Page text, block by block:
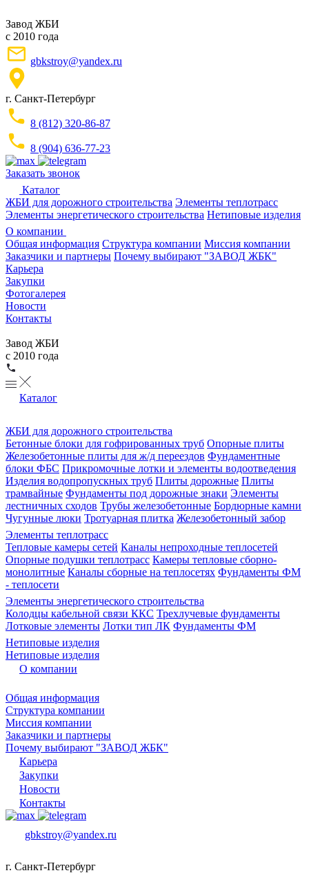
Завод ЖБИ
с 2010 года
gbkstroy@yandex.ru
г. Санкт-Петербург
8 (812) 320-86-87
8 (904) 636-77-23
Заказать звонок
Каталог
ЖБИ для дорожного строительства Элементы теплотрасс
Элементы энергетического строительства Нетиповые изделия
О компании
Общая информация Структура компании Миссия компании
Заказчики и партнеры Почему выбирают "ЗАВОД ЖБК"
Карьера
Закупки
Фотогалерея
Новости
Контакты
Завод ЖБИ
с 2010 года
Каталог
ЖБИ для дорожного строительства
Бетонные блоки для гофрированных труб Опорные плиты
Железобетонные плиты для ж/д переездов Фундаментные
блоки ФБС Прикромочные лотки и элементы водоотведения
Изделия водопропускных труб Плиты дорожные Плиты
трамвайные Фундаменты под дорожные знаки Элементы
лестничных сходов Трубы железобетонные Бордюрные камни
Чугунные люки Тротуарная плитка Железобетонный забор
Элементы теплотрасс
Тепловые камеры сетей Каналы непроходные теплосетей
Опорные подушки теплотрасс Камеры тепловые сборно-
монолитные Каналы сборные на теплосетях Фундаменты ФМ
- теплосети
Элементы энергетического строительства
Колодцы кабельной связи ККС Трехлучевые фундаменты
Лотковые элементы Лотки тип ЛК Фундаменты ФМ
Нетиповые изделия
Нетиповые изделия
О компании
Общая информация
Структура компании
Миссия компании
Заказчики и партнеры
Почему выбирают "ЗАВОД ЖБК"
Карьера
Закупки
Новости
Контакты
gbkstroy@yandex.ru
г. Санкт-Петербург